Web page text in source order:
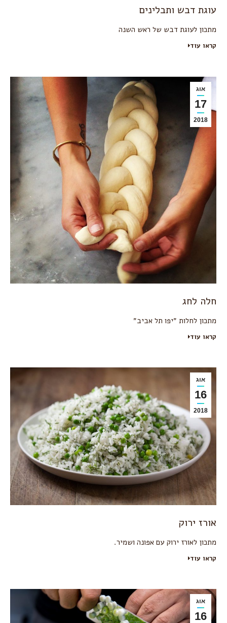
עוגת דבש ותבלינים
מתכון לעוגת דבש של ראש השנה
קראו עוד
אוג
17
2018
חלה לחג
מתכון לחלות ״יפו תל אביב״
קראו עוד
אוג
16
2018
אורז ירוק
מתכון לאורז ירוק עם אפונה ושמיר.
קראו עוד
אוג
16